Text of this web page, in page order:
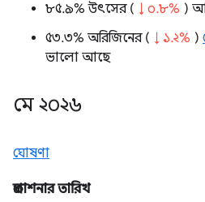
৮৫.৯% উৎসের ( ↓ ০.৮% )
৫৩.৩% অরিজিনের ( ↓ ১.২% )
ভালো আছে
মে ২০২৬
ঘোষণা
প্রকাশনার তারিখ